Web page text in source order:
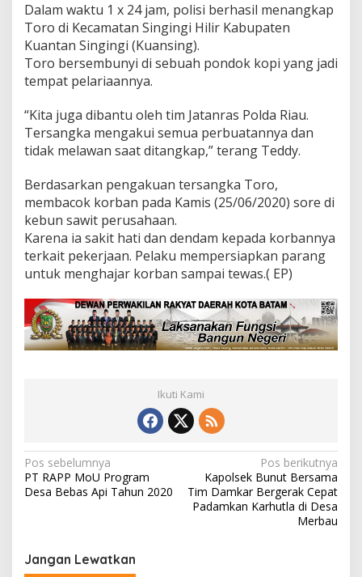
Dalam waktu 1 x 24 jam, polisi berhasil menangkap
Toro di Kecamatan Singingi Hilir Kabupaten
Kuantan Singingi (Kuansing).
Toro bersembunyi di sebuah pondok kopi yang jadi
tempat pelariaannya.
“Kita juga dibantu oleh tim Jatanras Polda Riau.
Tersangka mengakui semua perbuatannya dan
tidak melawan saat ditangkap,” terang Teddy.
Berdasarkan pengakuan tersangka Toro,
membacok korban pada Kamis (25/06/2020) sore di
kebun sawit perusahaan.
Karena ia sakit hati dan dendam kepada korbannya
terkait pekerjaan. Pelaku mempersiapkan parang
untuk menghajar korban sampai tewas.( EP)
Ikuti Kami
N
a
g
Pos sebelumnya
PT RAPP MoU Program
Desa Bebas Api Tahun 2020
Pos berikutnya
Kapolsek Bunut Bersama
Tim Damkar Bergerak Cepat
Padamkan Karhutla di Desa
Merbau
Jangan Lewatkan